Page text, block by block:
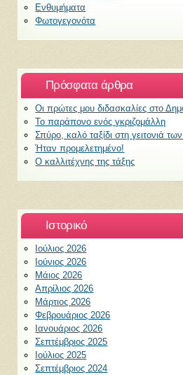
Ενθυμήματα
Φωτογεγονότα
Πρόσφατα άρθρα
Οι πρώτες μου διδασκαλίες στο
Το παράπονο ενός γκριζομάλλη
Σπύρο, καλό ταξίδι στη γειτονιά
Ήταν προμελετημένο!
Ο καλλιτέχνης της τάξης
Ιστορικό
Ιούλιος 2026
Ιούνιος 2026
Μάιος 2026
Απρίλιος 2026
Μάρτιος 2026
Φεβρουάριος 2026
Ιανουάριος 2026
Σεπτέμβριος 2025
Ιούλιος 2025
Σεπτέμβριος 2024